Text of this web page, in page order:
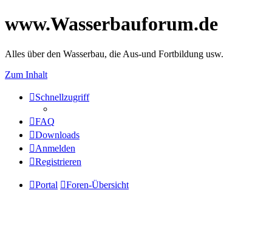
www.Wasserbauforum.de
Alles über den Wasserbau, die Aus-und Fortbildung usw.
Zum Inhalt
Schnellzugriff
FAQ
Downloads
Anmelden
Registrieren
Portal Foren-Übersicht